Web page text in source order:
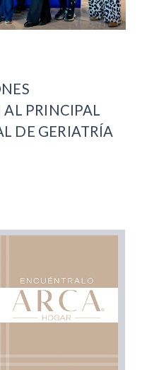
AL PRINCIPAL
DE GERIATRÍA